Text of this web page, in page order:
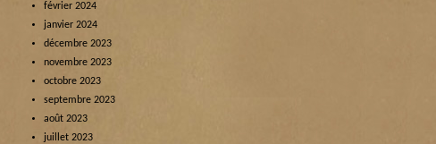
février 2024
janvier 2024
décembre 2023
novembre 2023
octobre 2023
septembre 2023
août 2023
juillet 2023